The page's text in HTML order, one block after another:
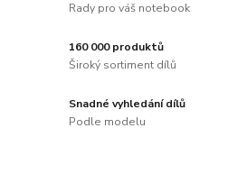
Rady pro váš notebook
160 000 produktů
Široký sortiment dílů
Snadné vyhledání dílů
Podle modelu